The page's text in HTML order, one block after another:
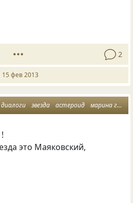
2
15 фев 2013
диалоги звезда астероид марина грация
это Маяковский,